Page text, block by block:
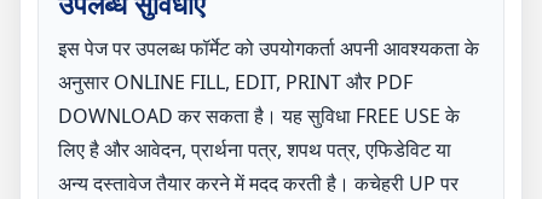
इस पेज पर उपलब्ध फॉर्मेट को उपयोगकर्ता अपनी आवश्यकता के
अनुसार ONLINE FILL, EDIT, PRINT और PDF
DOWNLOAD कर सकता है। यह सुविधा FREE USE के
लिए है और आवेदन, प्रार्थना पत्र, शपथ पत्र, एफिडेविट या
अन्य दस्तावेज तैयार करने में मदद करती है। कचेहरी UP पर